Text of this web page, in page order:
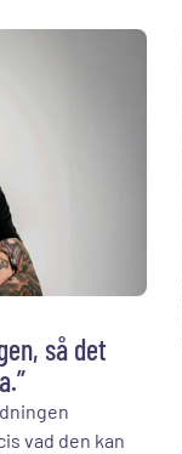
så det
vad den kan